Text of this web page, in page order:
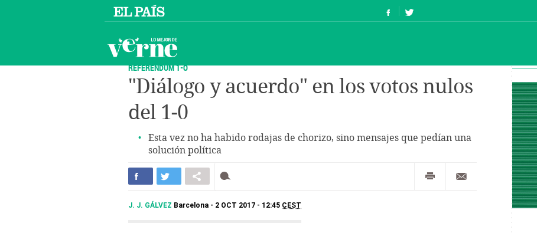
REFERÉNDUM 1-O
"Diálogo y acuerdo" en los votos nulos
del 1-0
Esta vez no ha habido rodajas de chorizo, sino mensajes que pedían una
solución política
J. J. GÁLVEZ Barcelona 2 OCT 2017 - 12:45 CEST